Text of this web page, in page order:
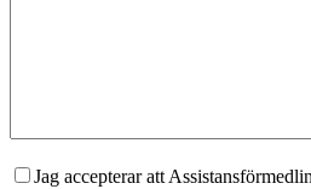
Jag accepterar att